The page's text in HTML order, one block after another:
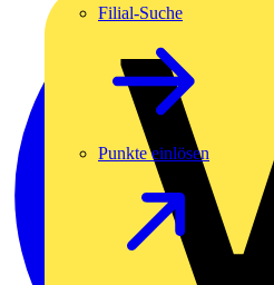
Filial-Suche
Punkte einlösen